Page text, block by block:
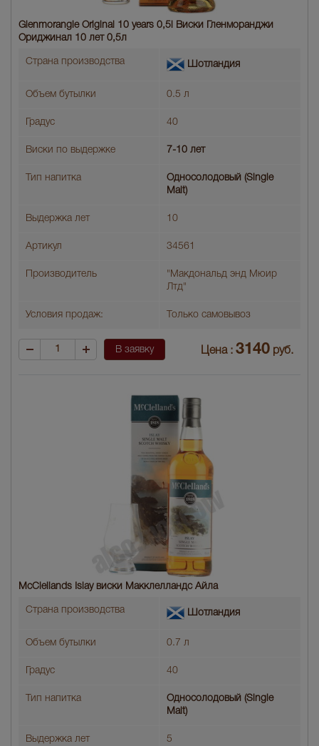
Glenmorangie Original 10 years 0,5l Виски Гленморанджи
Ориджинал 10 лет 0,5л
Страна производства Шотландия
Объем бутылки 0.5 л
Градус 40
Виски по выдержке 7-10 лет
Тип напитка
Односолодовый (Single
Malt)
Выдержка лет 10
Артикул 34561
Производитель
"Макдональд энд Мюир
Лтд"
Условия продаж: Только самовывоз
В заявку Цена : 3140 руб.
McClellands Islay виски Макклелландс Айла
Страна производства Шотландия
Объем бутылки 0.7 л
Градус 40
Тип напитка
Односолодовый (Single
Malt)
Выдержка лет 5